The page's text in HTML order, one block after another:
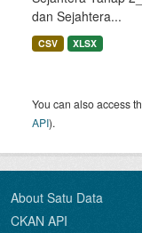
dan Sejahtera...
CSV XLSX
You can also access
API).
About Satu Data
CKAN API